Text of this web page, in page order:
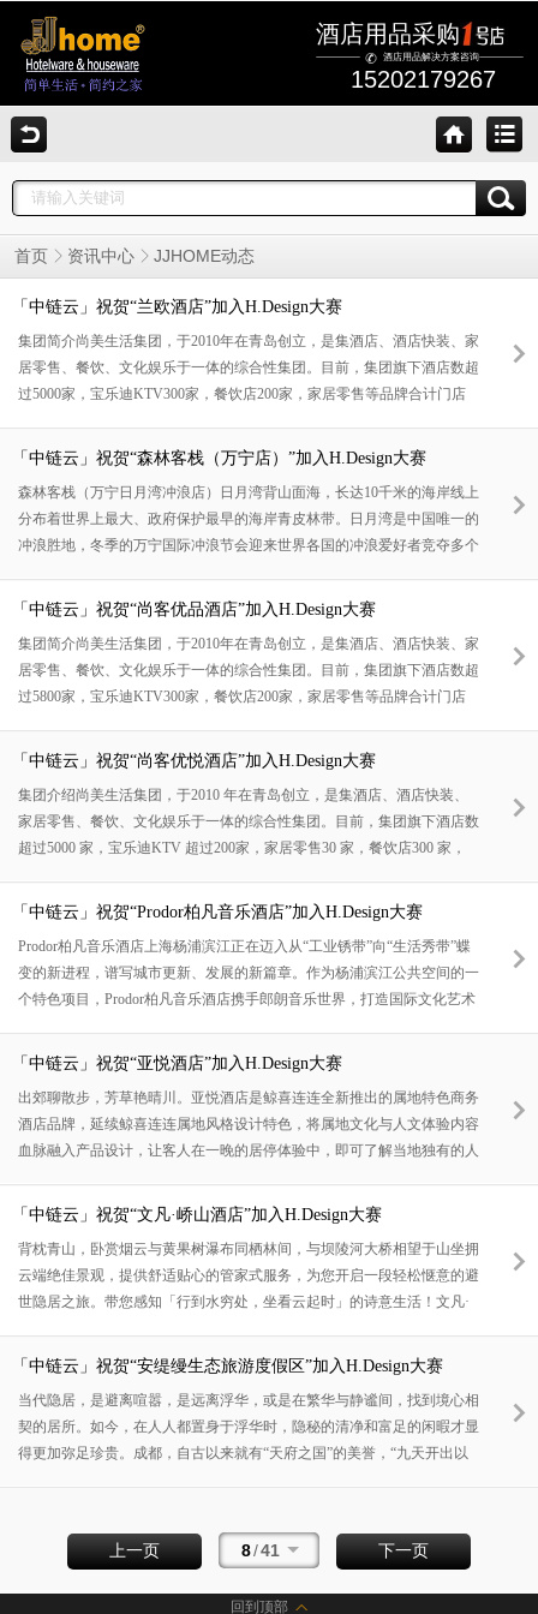
酒店用品采购
酒店用品解决方案咨询
15202179267
首页 资讯中心 JJHOME动态
「中链云」祝贺“兰欧酒店”加入H.Design大赛
集团简介尚美生活集团，于2010年在青岛创立，是集酒店、酒店快装、家
居零售、餐饮、文化娱乐于一体的综合性集团。目前，集团旗下酒店数超
过5000家，宝乐迪KTV300家，餐饮店200家，家居零售等品牌合计门店
盖70个城市，覆盖率100％；四线城市1242家门店，覆盖90个城市，覆盖
能2021年8月发布的 “2021中国下沉市场酒店集团品牌影响力排行榜”中，
位列第1名。尚美
「中链云」祝贺“森林客栈（万宁店）”加入H.Design大赛
森林客栈（万宁日月湾冲浪店）日月湾背山面海，长达10千米的海岸线上
分布着世界上最大、政府保护最早的海岸青皮林带。日月湾是中国唯一的
冲浪胜地，冬季的万宁国际冲浪节会迎来世界各国的冲浪爱好者竞夺多个
泳、礁岩徒步、登山看海、拉网捕鱼、沙滩篝火、挑灯捉蟹、海边烧烤；
网、鱼篓、珊瑚为每一间房打造出不同的风景客栈是一家“海”文化主题艺
术客栈，拥有各类“海”文化、冲浪主题、童话主题、亲子客房98间。此处
大
「中链云」祝贺“尚客优品酒店”加入H.Design大赛
集团简介尚美生活集团，于2010年在青岛创立，是集酒店、酒店快装、家
居零售、餐饮、文化娱乐于一体的综合性集团。目前，集团旗下酒店数超
过5800家，宝乐迪KTV300家，餐饮店200家，家居零售等品牌合计门店
资。集团旗下拥有经济型酒店、中档酒店、高端酒店、豪华酒店、海外酒
五线城市90%。在清博智能2021年8月发布的“2021中国下沉市场酒店集团
品牌影响力排行榜”中，位列第1
「中链云」祝贺“尚客优悦酒店”加入H.Design大赛
集团介绍尚美生活集团，于2010 年在青岛创立，是集酒店、酒店快装、
家居零售、餐饮、文化娱乐于一体的综合性集团。目前，集团旗下酒店数
超过5000 家，宝乐迪KTV 超过200家，家居零售30 家，餐饮店300 家，
家门店，覆盖70 个城市，覆盖率100%；四线城市1242 家门店，覆盖90
90%。在清博智能2021 年8 月发布的“2021 中国下沉市场酒店集团品
「中链云」祝贺“Prodor柏凡音乐酒店”加入H.Design大赛
Prodor柏凡音乐酒店上海杨浦滨江正在迈入从“工业锈带”向“生活秀带”蝶
变的新进程，谱写城市更新、发展的新篇章。作为杨浦滨江公共空间的一
个特色项目，Prodor柏凡音乐酒店携手郎朗音乐世界，打造国际文化艺术
民城市建设的示范区域，及具有全球影响力的文化地标。Prodor柏凡音乐
写城市更新、发展的新篇章。作为杨浦滨江公共空间的一个特色项目，
Prodor柏凡音乐酒店携手郎朗音乐世界，打造国
「中链云」祝贺“亚悦酒店”加入H.Design大赛
出郊聊散步，芳草艳晴川。亚悦酒店是鲸喜连连全新推出的属地特色商务
酒店品牌，延续鲸喜连连属地风格设计特色，将属地文化与人文体验内容
血脉融入产品设计，让客人在一晚的居停体验中，即可了解当地独有的人
出的属地特色商务酒店品牌，延续属地风格设计特色，将属地文化与人文
独有的人文情怀和风景名胜，看见精彩。亚悦酒店以轻属地人文商务风格
为设计理念，在产品设计中植入属地化元素的同时，亦将属地化零售作为
标准配置
「中链云」祝贺“文凡·峤山酒店”加入H.Design大赛
背枕青山，卧赏烟云与黄果树瀑布同栖林间，与坝陵河大桥相望于山坐拥
云端绝佳景观，提供舒适贴心的管家式服务，为您开启一段轻松惬意的避
世隐居之旅。带您感知「行到水穷处，坐看云起时」的诗意生活！文凡·
在酒店观星台可遥望滴水滩瀑布。踏进酒店的独特的欢迎仪式——暖心足
酒店便是家一般的舒适自在。酒店共有14间客房，在山、桥、谷之间，追
求人与自然的和谐共融；每一间客房采用全景落地窗设计，一览无余地欣
赏窗
「中链云」祝贺“安缇缦生态旅游度假区”加入H.Design大赛
当代隐居，是避离喧嚣，是远离浮华，或是在繁华与静谧间，找到境心相
契的居所。如今，在人人都置身于浮华时，隐秘的清净和富足的闲暇才显
得更加弥足珍贵。成都，自古以来就有“天府之国”的美誉，“九天开出以
节奏。安缇缦生态旅游度假区，地处都江堰市向峨，毗邻莲花湖风景区，
距成都65公里，是一个集度假酒店群、康体养生、户外探险、特色美食、
上一页 8/41 下一页
回到顶部